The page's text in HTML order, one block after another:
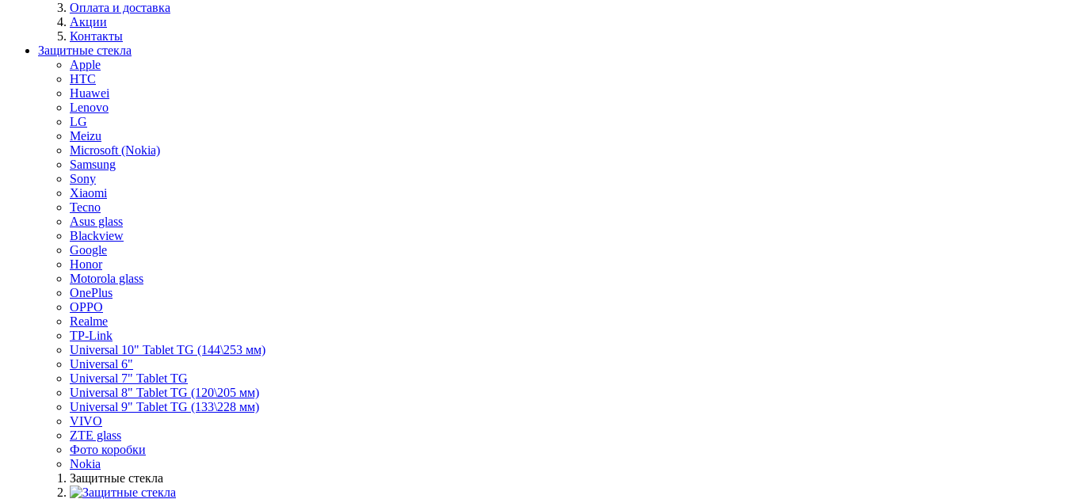
Оплата и доставка
Акции
Контакты
Защитные стекла
Apple
HTC
Huawei
Lenovo
LG
Meizu
Microsoft (Nokia)
Samsung
Sony
Xiaomi
Tecno
Asus glass
Blackview
Google
Honor
Motorola glass
OnePlus
OPPO
Realme
TP-Link
Universal 10" Tablet TG (144\253 мм)
Universal 6"
Universal 7" Tablet TG
Universal 8" Tablet TG (120\205 мм)
Universal 9" Tablet TG (133\228 мм)
VIVO
ZTE glass
Фото коробки
Nokia
Защитные стекла